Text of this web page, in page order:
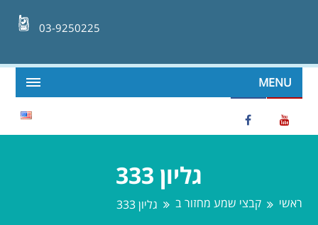
03-9250225
MENU
גליון 333
ראשי קבצי שמע מחזור ב גליון 333